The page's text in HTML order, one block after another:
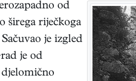
od
širega riječkoga
je izgled
je od
djelomično